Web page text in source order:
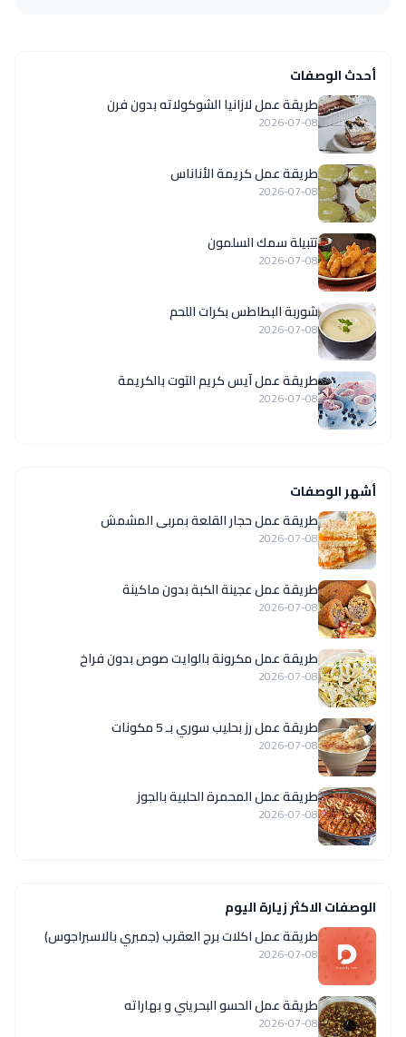
أحدث الوصفات
طريقة عمل لازانيا الشوكولاته بدون فرن
2026-07-08
طريقة عمل كريمة الأناناس
2026-07-08
تتبيلة سمك السلمون
2026-07-08
شوربة البطاطس بكرات اللحم
2026-07-08
طريقة عمل آيس كريم التوت بالكريمة
2026-07-08
أشهر الوصفات
طريقة عمل حجار القلعة بمربى المشمش
2026-07-08
طريقة عمل عجينة الكبة بدون ماكينة
2026-07-08
طريقة عمل مكرونة بالوايت صوص بدون فراخ
2026-07-08
طريقة عمل رز بحليب سوري بـ 5 مكونات
2026-07-08
طريقة عمل المحمرة الحلبية بالجوز
2026-07-08
الوصفات الاكثر زيارة اليوم
طريقة عمل اكلات برج العقرب (جمبري بالاسبراجوس)
2026-07-08
طريقة عمل الحسو البحريني و بهاراته
2026-07-08